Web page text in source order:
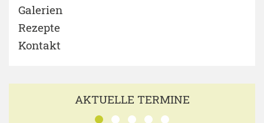
Galerien
Rezepte
Kontakt
AKTUELLE TERMINE